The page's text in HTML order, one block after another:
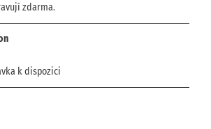
zdarma.
k dispozici